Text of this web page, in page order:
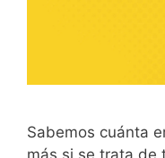
Sabemos cuánta
más si se trata de